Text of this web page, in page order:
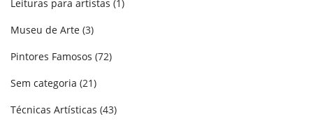
Leituras para artistas (1)
Museu de Arte (3)
Pintores Famosos (72)
Sem categoria (21)
Técnicas Artísticas (43)